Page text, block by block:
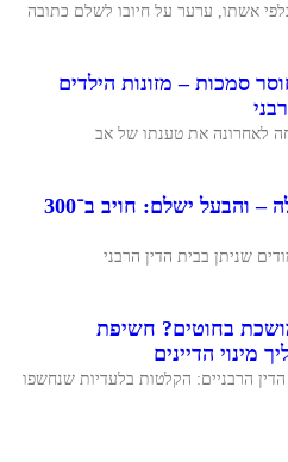
אשתו, ערער על חיובו לשלם כתובה
סמכות – מזונות הילדים
לאחרונה את טענתו של אב
בגידה, אלימות וכפייה להפלה – והבעל ישלם: חויב ב־300
שניתן בבית הדין הרבני
בחוטים? חשיפת
הדיינים
הרבניים: הקלטות בלעדיות שנחשפו